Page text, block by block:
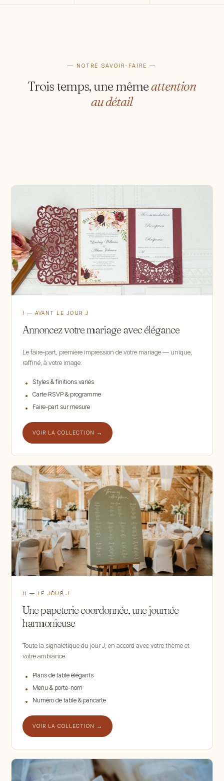
— NOTRE SAVOIR-FAIRE —
Trois temps, une mêmeattention
au détail
I — AVANT LE JOUR J
Annoncez votre mariage avec élégance
Le faire-part, première impression de votre mariage — unique,
raffiné, à votre image.
Styles & finitions variés
Carte RSVP & programme
Faire-part sur mesure
VOIR LA COLLECTION →
II — LE JOUR J
Une papeterie coordonnée, une journée
harmonieuse
Toute la signalétique du jour J, en accord avec votre thème et
votre ambiance.
Plans de table élégants
Menu & porte-nom
Numéro de table & pancarte
VOIR LA COLLECTION →